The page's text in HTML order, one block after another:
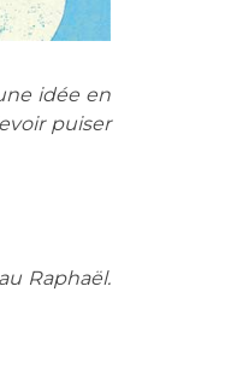
idée en
puiser
Raphaël.